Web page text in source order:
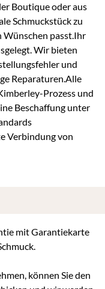
Boutique oder aus
Schmuckstück zu
Wünschen passt.Ihr
Wir bieten
und
Reparaturen.Alle
Prozess und
Beschaffung unter
Verbindung von
mit Garantiekarte
können Sie den